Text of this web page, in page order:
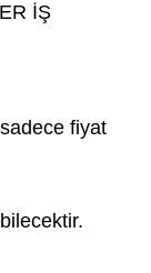
İŞ
fiyat